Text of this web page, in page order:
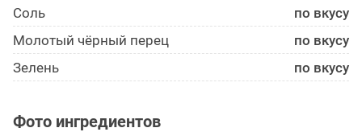
Соль
по вкусу
Молотый чёрный перец
по вкусу
Зелень
по вкусу
Фото ингредиентов